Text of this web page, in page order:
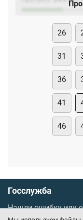
26
31
36
41
46
Госслужба
Нашли ошибку или
нам